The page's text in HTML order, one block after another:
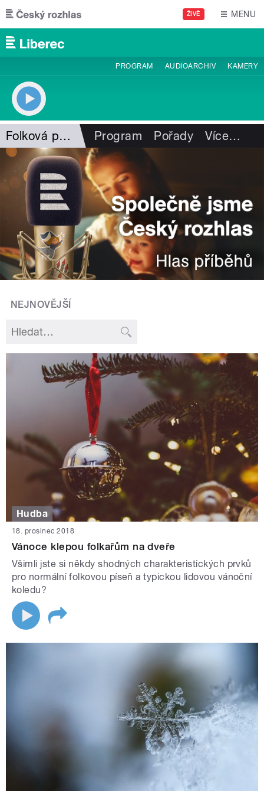
Přejít k hlavnímu obsahu
ŽIVĚ MENU
PROGRAM AUDIOARCHIV KAMERY
Folková pohlazení Program Pořady Více…
NEJNOVĚJŠÍ
Hudba
18. prosinec 2018
Vánoce klepou folkařům na dveře
Všimli jste si někdy shodných charakteristických prvků
pro normální folkovou píseň a typickou lidovou vánoční
koledu?